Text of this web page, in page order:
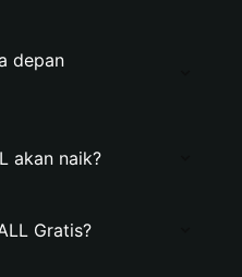
depan
akan naik?
Gratis?